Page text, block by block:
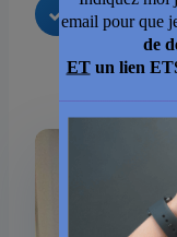
✓ Pas de BS
Je partage
marketing